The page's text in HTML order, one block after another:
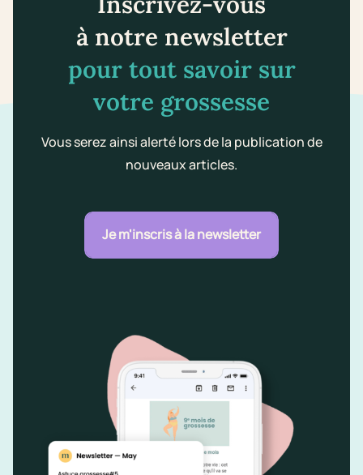
à notre newsletter
pour tout savoir sur
votre grossesse
Vous serez ainsi alerté lors de la publication de
nouveaux articles.
Je m'inscris à la newsletter